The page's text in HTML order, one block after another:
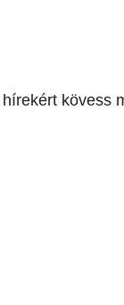
kövess